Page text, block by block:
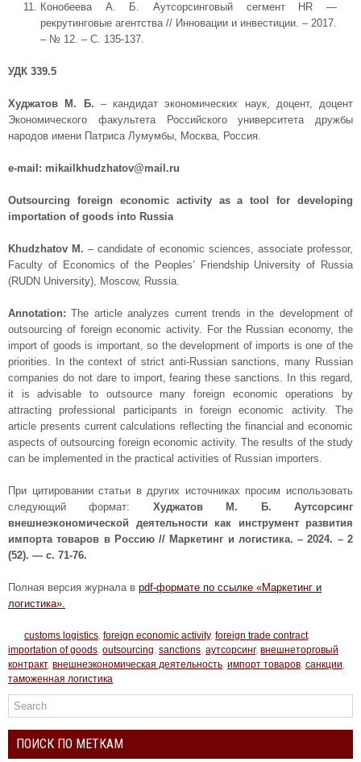
Конобеева А. Б. Аутсорсинговый сегмент HR —
рекрутинговые агентства // Инновации и инвестиции. – 2017.
– № 12. – С. 135-137.
УДК 339.5
Худжатов М. Б. – кандидат экономических наук, доцент, доцент
Экономического факультета Российского университета дружбы
народов имени Патриса Лумумбы, Москва, Россия.
e-mail: mikailkhudzhatov@mail.ru
Outsourcing foreign economic activity as a tool for developing
importation of goods into Russia
Khudzhatov M. – candidate of economic sciences, associate professor,
Faculty of Economics of the Peoples’ Friendship University of Russia
(RUDN University), Moscow, Russia.
Annotation: The article analyzes current trends in the development of
outsourcing of foreign economic activity. For the Russian economy, the
import of goods is important, so the development of imports is one of the
priorities. In the context of strict anti-Russian sanctions, many Russian
companies do not dare to import, fearing these sanctions. In this regard,
it is advisable to outsource many foreign economic operations by
attracting professional participants in foreign economic activity. The
article presents current calculations reflecting the financial and economic
aspects of outsourcing foreign economic activity. The results of the study
can be implemented in the practical activities of Russian importers.
При цитировании статьи в других источниках просим использовать
следующий формат: Худжатов М. Б. Аутсорсинг
внешнеэкономической деятельности как инструмент развития
импорта товаров в Россию // Маркетинг и логистика. – 2024. – 2
(52). — с. 71-76.
Полная версия журнала в pdf-формате по ссылке «Маркетинг и
логистика».
customs logistics, foreign economic activity, foreign trade contract,
importation of goods, outsourcing, sanctions, аутсорсинг, внешнеторговый
контракт, внешнеэкономическая деятельность, импорт товаров, санкции,
таможенная логистика
ПОИСК ПО МЕТКАМ